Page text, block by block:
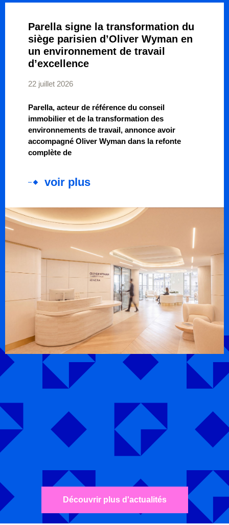
Parella signe la transformation du
siège parisien d’Oliver Wyman en
un environnement de travail
d’excellence
22 juillet 2026
Parella, acteur de référence du conseil
immobilier et de la transformation des
environnements de travail, annonce avoir
accompagné Oliver Wyman dans la refonte
complète de
voir plus
Découvrir plus d'actualités